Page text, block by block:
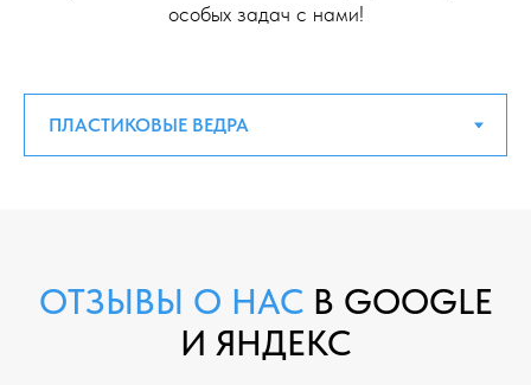
особых задач с нами!
ОТЗЫВЫ О НАСВ GOOGLE
И ЯНДЕКС